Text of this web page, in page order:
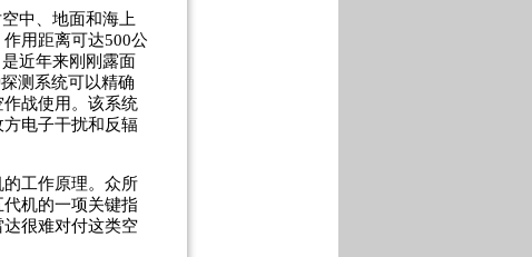
中、地面和海上
用距离可达500公
近年来刚刚露面
测系统可以精确
战使用。该系统
电子干扰和反辐
工作原理。众所
机的一项关键指
很难对付这类空